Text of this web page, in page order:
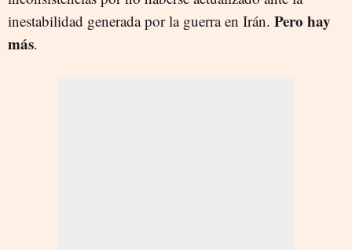
inestabilidad generada por la guerra en Irán. Pero hay
más.